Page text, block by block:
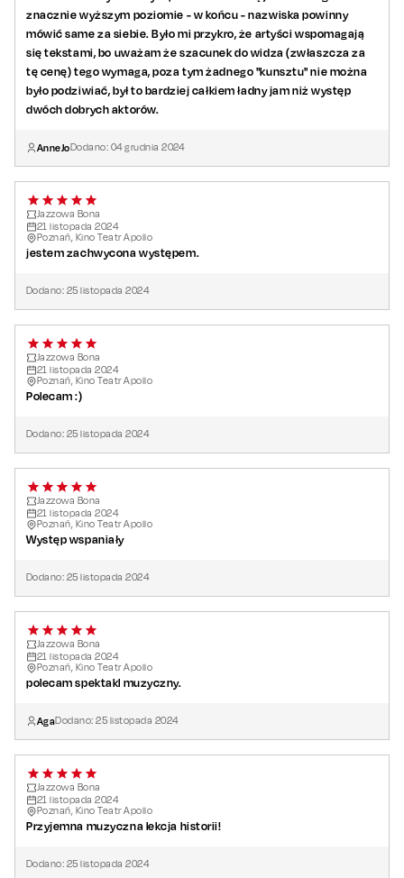
znacznie wyższym poziomie - w końcu - nazwiska powinny
mówić same za siebie. Było mi przykro, że artyści wspomagają
się tekstami, bo uważam że szacunek do widza (zwłaszcza za
tę cenę) tego wymaga, poza tym żadnego "kunsztu" nie można
było podziwiać, był to bardziej całkiem ładny jam niż występ
dwóch dobrych aktorów.
AnneJoDodano: 04grudnia 2024
Jazzowa Bona
21 listopada 2024
Poznań, Kino Teatr Apollo
jestem zachwycona występem.
Dodano: 25 listopada 2024
Jazzowa Bona
21 listopada 2024
Poznań, Kino Teatr Apollo
Polecam :)
Dodano: 25 listopada 2024
Jazzowa Bona
21 listopada 2024
Poznań, Kino Teatr Apollo
Występ wspaniały
Dodano: 25 listopada 2024
Jazzowa Bona
21 listopada 2024
Poznań, Kino Teatr Apollo
polecam spektakl muzyczny.
AgaDodano:25 listopada 2024
Jazzowa Bona
21 listopada 2024
Poznań, Kino Teatr Apollo
Przyjemna muzyczna lekcja historii!
Dodano: 25 listopada 2024